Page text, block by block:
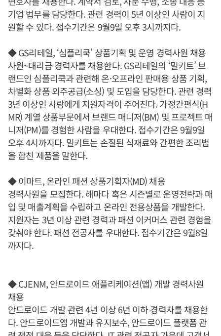
기업 법무를 담당한다. 관련 경력이 5년 이상인 사람이 지
원할 수 있다. 접수기간은 9월9일 오후 3시까지다.
◆ GS리테일, ‘심플리쿡’ 상품기획 및 운영 경력사원 채용
사원~대리급 경력자를 채용한다. GS리테일의 ‘밀키트’ 브
랜드인 심플리쿡과 관련해 온·오프라인 판매용 상품 기획,
차별화 상품 외주공급(소싱) 및 도입을 담당한다. 관련 경력
3년 이상인 사람에게 지원자격이 주어진다. 가정간편식(H
MR) 계열 상품부문에서 브랜드 매니저(BM) 및 프로젝트 매
니저(PM)를 경험한 사람을 우대한다. 접수기간은 9월9일
오후 4시까지다. 밀키트는 손질된 식재료와 간편한 조리법
을 합친 제품을 말한다.
◆ 이마트, 온라인 패션 상품기획자(MD) 채용
경력사원을 모집한다. 해마다 혹은 시즌별로 운영전략과 매
입 및 매출계획을 수립하고 온라인 전용상품을 개발한다.
지원자는 3년 이상 관련 경력과 패션 이커머스 관련 경험을
갖춰야 한다. 패션 전공자를 우대한다. 접수기간은 9월8일
까지다.
◆ CJENM, 안드로이드 애플리케이션(앱) 개발 경력사원
채용
안드로이드 개발 관련 4년 이상 6년 이하 경력자를 채용한
다. 안드로이드앱 개발과 유지보수, 안드로이드 플랫폼 관